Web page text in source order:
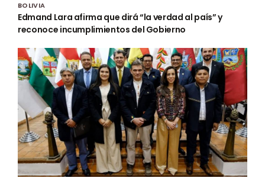
BOLIVIA
Edmand Lara afirma que dirá “la verdad al país” y
reconoce incumplimientos del Gobierno